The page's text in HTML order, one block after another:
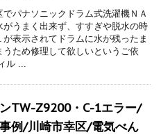
パナソニックドラム式洗濯機ＮＡ
がうまく出来ず、すすぎや脱水の時
が表示されてドラムに水が残ったま
うため修理して欲しいというご依
ル ...
TW-Z9200・C-1エラー/
例/川崎市幸区/電気べん